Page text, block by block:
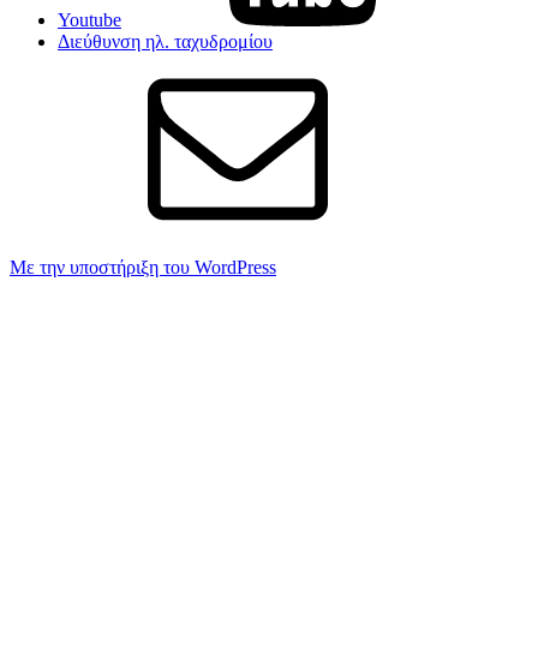
Youtube
Διεύθυνση ηλ. ταχυδρομίου
Με την υποστήριξη του WordPress